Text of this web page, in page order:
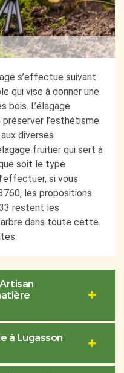
s’effectue suivant
qui vise à donner une
bois. L’élagage
l’esthétisme
diverses
fruitier qui sert à
soit le type
si vous
les propositions
restent les
dans toute cette
à Lugasson